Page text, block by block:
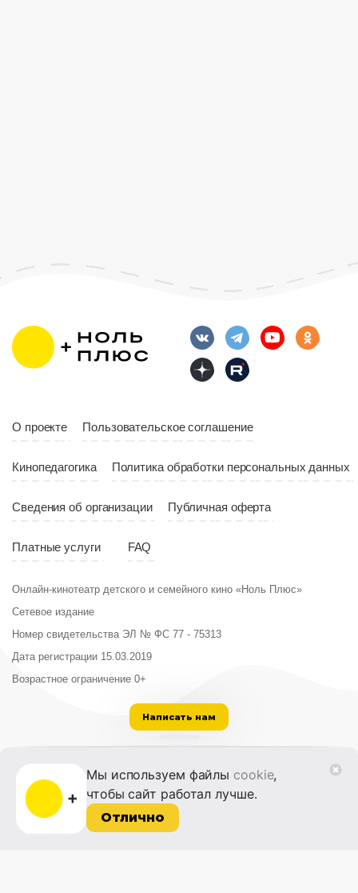
Мы используем файлы cookie,
чтобы сайт работал лучше.
Отлично
О проекте Пользовательское соглашение
Кинопедагогика Политика обработки персональных данных
Сведения об организации Публичная оферта
Платные услуги FAQ
Онлайн-кинотеатр детского и семейного кино «Ноль Плюс»
Сетевое издание
Номер свидетельства ЭЛ № ФС 77 - 75313
Дата регистрации 15.03.2019
Возрастное ограничение 0+
Написать нам
ООО «Институт развития кино и медиа»
Лицензия на образовательную деятельность
№ Л035-01215-72/00614094 от 30 августа
2022 г.
© 2014-2026 Фонд «Жизнь и Дело»